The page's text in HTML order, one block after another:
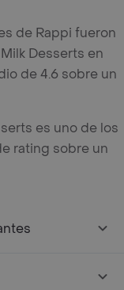
de Rappi fueron
Desserts en
de 4.6 sobre un
es uno de los
rating sobre un